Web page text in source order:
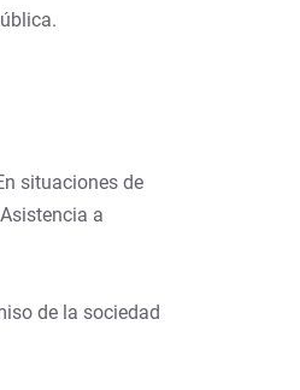
situaciones de
a
de la sociedad